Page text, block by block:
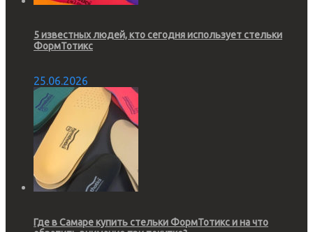
5 известных людей, кто сегодня использует стельки
ФормТотикс
25.06.2026
Где в Самаре купить стельки ФормТотикс и на что